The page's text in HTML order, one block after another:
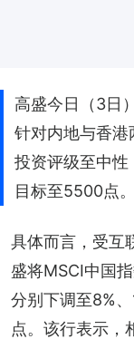
高盛今日（3日
针对内地与香
投资评级至中
目标至5500点。
具体而言，受互
盛将MSCI中国
分别下调至8%
点。该行表示，